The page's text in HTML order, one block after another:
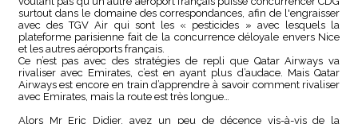
surtout dans le domaine des correspondances, afin de l'engraisser
avec des TGV Air qui sont les « pesticides » avec lesquels la
plateforme parisienne fait de la concurrence déloyale envers Nice
et les autres aéroports français.
Ce n’est pas avec des stratégies de repli que Qatar Airways va
rivaliser avec Emirates, c’est en ayant plus d’audace. Mais Qatar
Airways est encore en train d’apprendre à savoir comment rivaliser
avec Emirates, mais la route est très longue…
Alors Mr Eric Didier, ayez un peu de décence vis-à-vis de la